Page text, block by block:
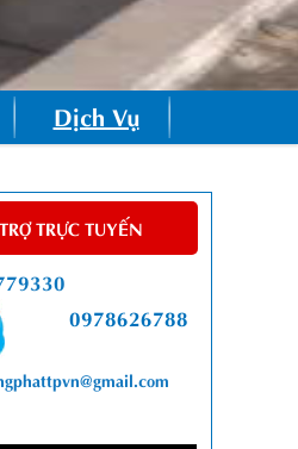
Dịch Vụ
TRỰC TUYẾN
0978626788